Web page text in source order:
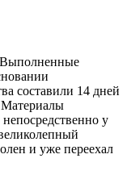
Выполненные
составили 14 дней
Материалы
у
и уже переехал